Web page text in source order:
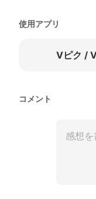
使用アプリ
Vピク /
コメント